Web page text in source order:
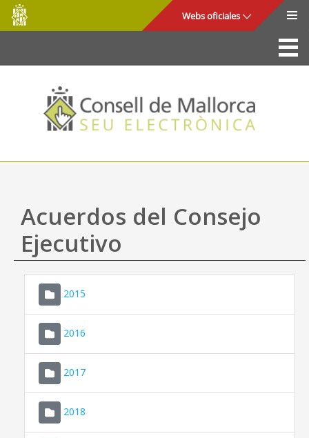
Saltar al contenido principal
Consell
de
Mallorca
Webs oficiales
La Sede
Consejo de Mallorca
Acceso y seguridad
Utilidades
Mapa web
Ayuda
Acuerdos del Consejo
Ejecutivo
2015
2016
2017
2018